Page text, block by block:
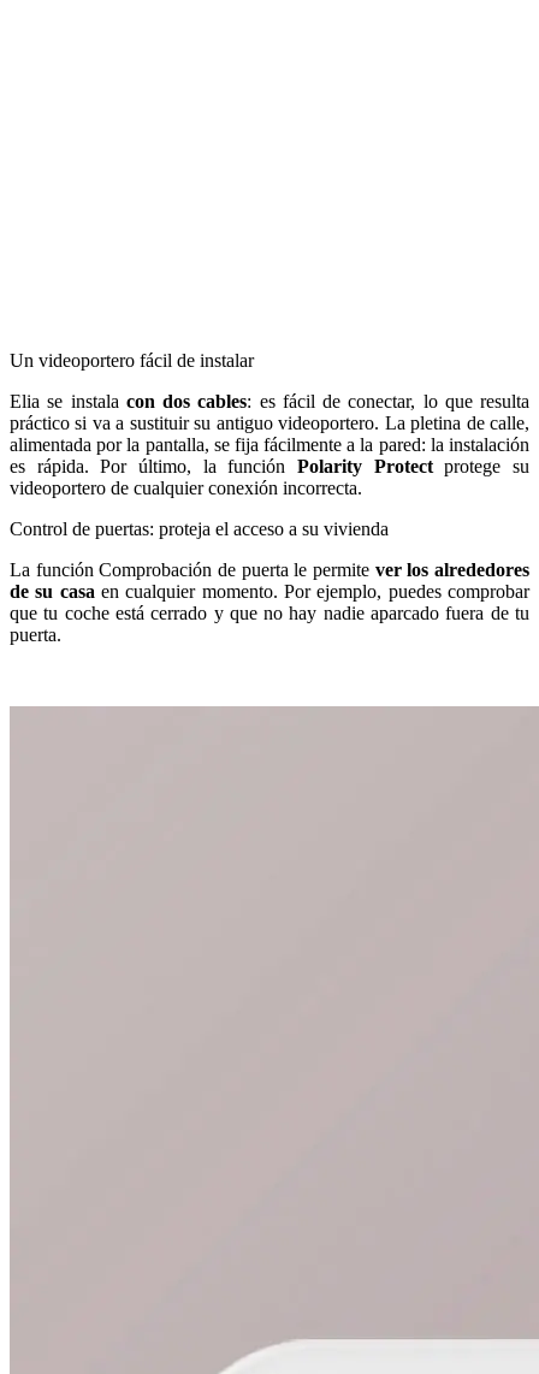
Un videoportero fácil de instalar
Elia se instala con dos cables: es fácil de conectar, lo que resulta
práctico si va a sustituir su antiguo videoportero. La pletina de calle,
alimentada por la pantalla, se fija fácilmente a la pared: la instalación
es rápida. Por último, la función Polarity Protectprotege su
videoportero de cualquier conexión incorrecta.
Control de puertas: proteja el acceso a su vivienda
La función Comprobación de puerta le permite ver los alrededores
de su casa en cualquier momento. Por ejemplo, puedes comprobar
que tu coche está cerrado y que no hay nadie aparcado fuera de tu
puerta.